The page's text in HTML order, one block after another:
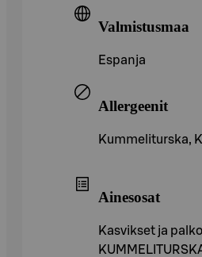
Valmistusmaa
Espanja
Allergeenit
Kummeliturska,
Ainesosat
Kasvikset ja